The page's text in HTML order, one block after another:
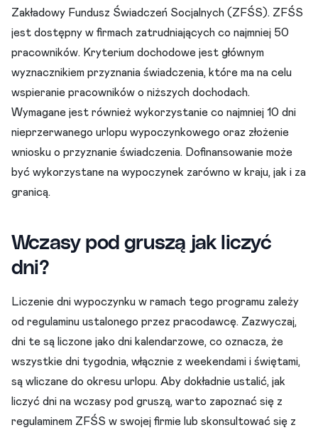
Zakładowy Fundusz Świadczeń Socjalnych (ZFŚS). ZFŚS
jest dostępny w firmach zatrudniających co najmniej 50
pracowników. Kryterium dochodowe jest głównym
wyznacznikiem przyznania świadczenia, które ma na celu
wspieranie pracowników o niższych dochodach.
Wymagane jest również wykorzystanie co najmniej 10 dni
nieprzerwanego urlopu wypoczynkowego oraz złożenie
wniosku o przyznanie świadczenia. Dofinansowanie może
być wykorzystane na wypoczynek zarówno w kraju, jak i za
granicą.
Wczasy pod gruszą jak liczyć
dni?
Liczenie dni wypoczynku w ramach tego programu zależy
od regulaminu ustalonego przez pracodawcę. Zazwyczaj,
dni te są liczone jako dni kalendarzowe, co oznacza, że
wszystkie dni tygodnia, włącznie z weekendami i świętami,
są wliczane do okresu urlopu. Aby dokładnie ustalić, jak
liczyć dni na wczasy pod gruszą, warto zapoznać się z
regulaminem ZFŚS w swojej firmie lub skonsultować się z